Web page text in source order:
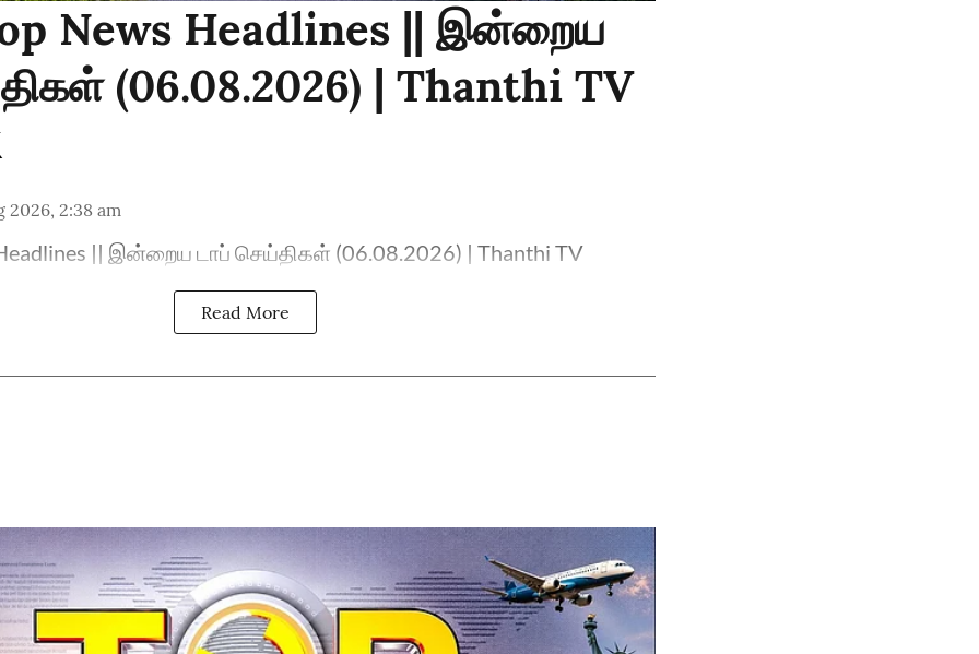
News Headlines || இன்றைய
(06.08.2026) | Thanthi TV
2026, 2:38 am
|| இன்றைய டாப் செய்திகள் (06.08.2026) | Thanthi TV
Read More